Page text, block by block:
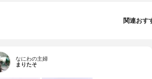
関連おす
なにわの主婦
まりたそ